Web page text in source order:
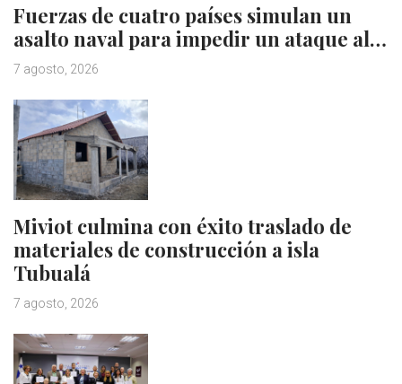
Fuerzas de cuatro países simulan un
asalto naval para impedir un ataque al…
7 agosto, 2026
Miviot culmina con éxito traslado de
materiales de construcción a isla
Tubualá
7 agosto, 2026